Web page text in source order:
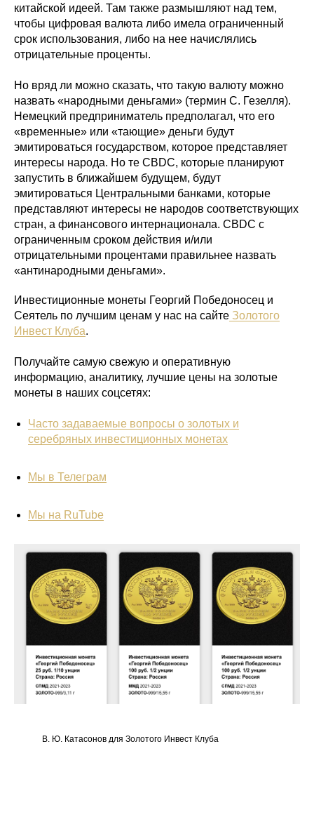
китайской идеей. Там также размышляют над тем,
чтобы цифровая валюта либо имела ограниченный
срок использования, либо на нее начислялись
отрицательные проценты.
Но вряд ли можно сказать, что такую валюту можно
назвать «народными деньгами» (термин С. Гезелля).
Немецкий предприниматель предполагал, что его
«временные» или «тающие» деньги будут
эмитироваться государством, которое представляет
интересы народа. Но те CBDC, которые планируют
запустить в ближайшем будущем, будут
эмитироваться Центральными банками, которые
представляют интересы не народов соответствующих
стран, а финансового интернационала. CBDC с
ограниченным сроком действия и/или
отрицательными процентами правильнее назвать
«антинародными деньгами».
Инвестиционные монеты Георгий Победоносец и
Сеятель по лучшим ценам у нас на сайте Золотого
Инвест Клуба.
Получайте самую свежую и оперативную
информацию, аналитику, лучшие цены на золотые
монеты в наших соцсетях:
Часто задаваемые вопросы о золотых и
серебряных инвестиционных монетах
Мы в Телеграм
Мы на RuTube
В. Ю. Катасонов для Золотого Инвест Клуба